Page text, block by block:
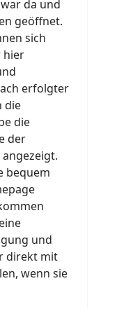
da und
geöffnet.
sich
hier
erfolgter
die
die
der
angezeigt.
bequem
und
direkt mit
wenn sie